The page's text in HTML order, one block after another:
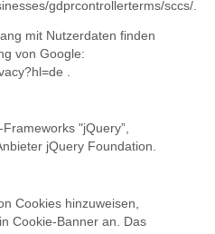
gdprcontrollerterms/sccs/
mit Nutzerdaten finden
von Google:
.
"jQuery”,
jQuery Foundation.
Cookies hinzuweisen,
Cookie-Banner an. Das